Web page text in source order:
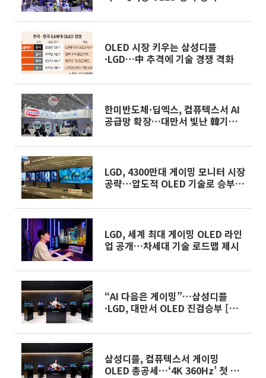
OLED 시장 키우는 삼성디플
·LGD…中 추격에 기술 경쟁 격화
한미반도체·딥엑스, 컴퓨텍스서 AI
공급망 확장…대만서 빛난 韓기업
LGD, 4300만대 게이밍 모니터 시장
공략…압도적 OLED 기술로 승부수
LGD, 세계 최대 게이밍 OLED 라인
업 공개…차세대 기술 로드맵 제시
“AI 다음은 게이밍”…삼성디플
·LGD, 대만서 OLED 진검승부 [컴
삼성디플, 컴퓨텍스서 게이밍
OLED 총공세…‘4K 360Hz’ 첫 공